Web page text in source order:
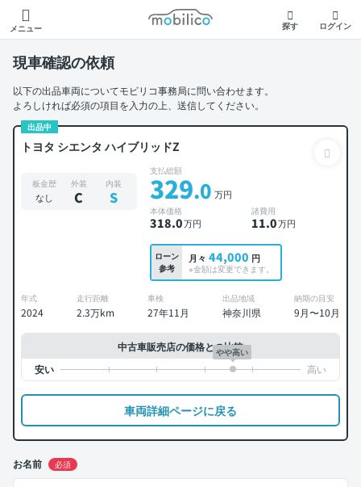
メニュー
モビリコ
探す ログイン
現車確認の依頼
以下の出品車両についてモビリコ事務局に問い合わせます。
よろしければ必須の項目を入力の上、送信してください。
出品中
トヨタ シエンタ ハイブリッドZ
板金歴
なし
外装
C
内装
S
支払総額
329.0 万円
本体価格
318.0万円
諸費用
11.0万円
ローン
参考
月々 44,000 円
※金額は変更できます。
年式
2024
走行距離
2.3万km
車検
27年11月
出品地域
神奈川県
納期の目安
9月〜10月
中古車販売店の価格との比較
やや高い
車両詳細ページに戻る
お名前 必須